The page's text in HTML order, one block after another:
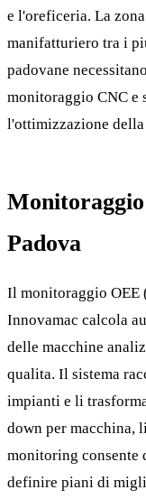
e l'oreficeria. La
manifatturiero tra i
padovane
monitoraggio CNC e
l'ottimizzazione
Padova
Il monitoraggio OEE
Innovamac calcola
delle macchine
qualita. Il sistema
impianti e li
down per macchina,
monitoring consente
definire piani di